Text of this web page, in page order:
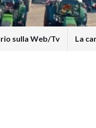
sulla Web/Tv La